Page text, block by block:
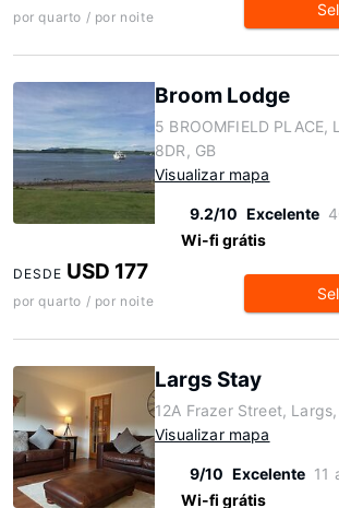
por quarto / por noite
Broom Lodge
5 BROOMFIELD PLACE,
8DR, GB
Visualizar mapa
9.2/10 Excelente
Wi-fi grátis
DESDE USD 177
por quarto / por noite
Largs Stay
12A Frazer Street,
Visualizar mapa
9/10 Excelente 11
Wi-fi grátis